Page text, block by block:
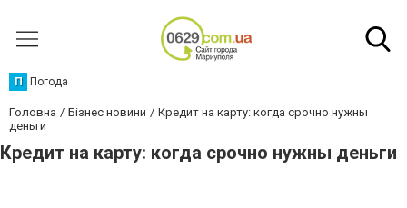
П Погода
Головна Бізнес новини
Кредит на карту: когда срочно нужны
деньги
Кредит на карту: когда срочно нужны деньги